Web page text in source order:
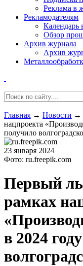
Реклама в
Рекламодателям
Календарь
Обзор
Архив журнала
Архив
Главная → Новости →
нацпроекта
получило
23 января 2024
Фото: ru.freepik.com
Первый
рамках
в 2024